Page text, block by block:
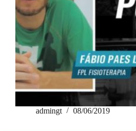
admingt 08/06/2019